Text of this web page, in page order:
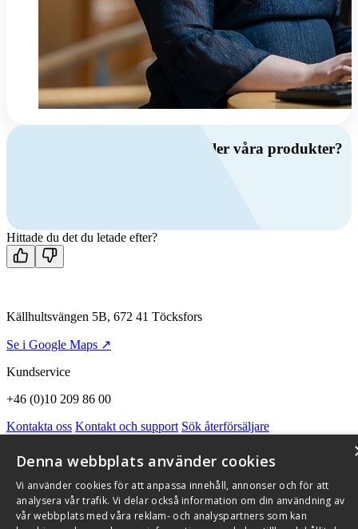
Har du frågor om ventilation eller våra produkter?
Kontakta oss
Hittade du det du letade efter?
Källhultsvängen 5B, 672 41 Töcksfors
Se i Google Maps ↗
Kundservice
+46 (0)10 209 86 00
Kontakta oss Kontakt och support Sök återförsäljare
Om Flexit
Aktuellt Miljö och kvalitetssäkring Alarmkoder
Qnister Visselblåsningsfunktion
© 2026 Flexit AB. Alla rättigheter förbehållna
Aktuellt Miljö och kvalitetssäkring
Denna webbplats använder cookies
Vi använder cookies för att anpassa innehåll, annonser och för att
analysera vår trafik. Vi delar också information om din användning av
vår webbplats med våra reklam- och analyspartners som kan